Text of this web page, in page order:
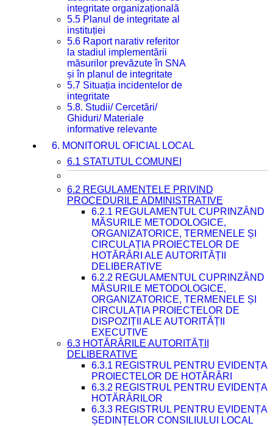
integritate organizațională
5.5 Planul de integritate al
instituției
5.6 Raport narativ referitor
la stadiul implementării
măsurilor prevăzute în SNA
și în planul de integritate
5.7 Situația incidentelor de
integritate
5.8. Studii/ Cercetări/
Ghiduri/ Materiale
informative relevante
6. MONITORUL OFICIAL LOCAL
6.1 STATUTUL COMUNEI
6.2 REGULAMENTELE PRIVIND
PROCEDURILE ADMINISTRATIVE
6.2.1 REGULAMENTUL CUPRINZÂND
MĂSURILE METODOLOGICE,
ORGANIZATORICE, TERMENELE ȘI
CIRCULAȚIA PROIECTELOR DE
HOTĂRÂRI ALE AUTORITĂȚII
DELIBERATIVE
6.2.2 REGULAMENTUL CUPRINZÂND
MĂSURILE METODOLOGICE,
ORGANIZATORICE, TERMENELE ȘI
CIRCULAȚIA PROIECTELOR DE
DISPOZIȚII ALE AUTORITĂȚII
EXECUTIVE
6.3 HOTĂRÂRILE AUTORITĂȚII
DELIBERATIVE
6.3.1 REGISTRUL PENTRU EVIDENȚA
PROIECTELOR DE HOTĂRÂRI
6.3.2 REGISTRUL PENTRU EVIDENȚA
HOTĂRÂRILOR
6.3.3 REGISTRUL PENTRU EVIDENȚA
ȘEDINȚELOR CONSILIULUI LOCAL